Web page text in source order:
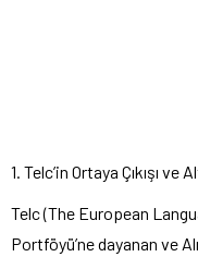
1. Telc’in Ortaya Çıkışı ve
Telc (The European
Portföyü’ne dayanan ve